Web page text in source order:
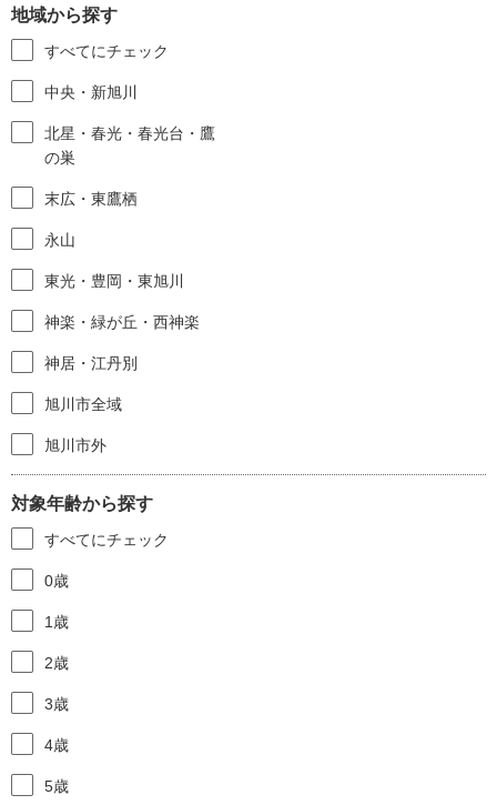
地域から探す
すべてにチェック
中央・新旭川
北星・春光・春光台・鷹
の巣
末広・東鷹栖
永山
東光・豊岡・東旭川
神楽・緑が丘・西神楽
神居・江丹別
旭川市全域
旭川市外
対象年齢から探す
すべてにチェック
0歳
1歳
2歳
3歳
4歳
5歳